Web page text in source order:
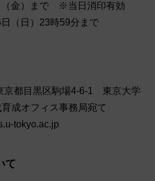
（金）まで ※当日消印有効
（日）23時59分まで
京都目黒区駒場4-6-1 東京大学
成オフィス事務局宛て
tokyo.ac.jp
て